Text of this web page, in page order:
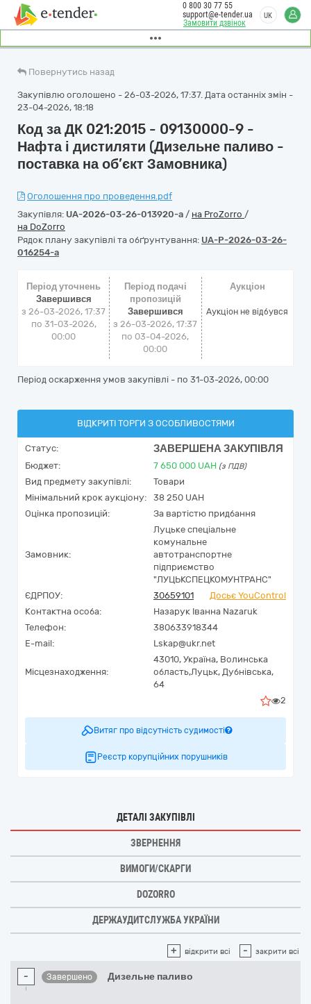
Замовити дзвінок
0 800 30 77 55
support@e-tender.ua
UK
Повернутись назад
Закупівлю оголошено - 26-03-2026, 17:37. Дата останніх змін -
23-04-2026, 18:18
Код за ДК 021:2015 - 09130000-9 -
Нафта і дистиляти (Дизельне паливо -
поставка на об’єкт Замовника)
Оголошення про проведення.pdf
Закупівля: UA-2026-03-26-013920-a / на ProZorro /
на DoZorro
Рядок плану закупівлі та обґрунтування: UA-P-2026-03-26-
016254-a
Період уточнень
Завершився
з 26-03-2026, 17:37
по 31-03-2026,
00:00
Період подачі
пропозицій
Завершився
з 26-03-2026, 17:37
по 03-04-2026,
00:00
Аукціон
Аукціон не відбувся
Період оскарження умов закупівлі - по 31-03-2026, 00:00
ВІДКРИТІ ТОРГИ З ОСОБЛИВОСТЯМИ
Статус: ЗАВЕРШЕНА ЗАКУПІВЛЯ
Бюджет: 7 650 000 UAH (з ПДВ)
Вид предмету закупівлі:
Товари
Мінімальний крок аукціону:
38 250 UAH
Оцінка пропозицій:
За вартістю придбання
Замовник:
Луцьке спеціальне
комунальне
автотранспортне
підприємство
"ЛУЦЬКСПЕЦКОМУНТРАНС"
ЄДРПОУ:
30659101
Досьє YouControl
Контактна особа:
Назарук Іванна Nazaruk
Телефон:
380633918344
E-mail:
Lskap@ukr.net
Місцезнаходження:
43010, Україна, Волинська
область,Луцьк, Дубнівська,
64
2
Витяг про відсутність судимості
Реєстр корупційних порушників
ДЕТАЛІ ЗАКУПІВЛІ
ЗВЕРНЕННЯ
ВИМОГИ/СКАРГИ
DOZORRO
ДЕРЖАУДИТСЛУЖБА УКРАЇНИ
+ відкрити всі - закрити всі
- Завершено Дизельне паливо